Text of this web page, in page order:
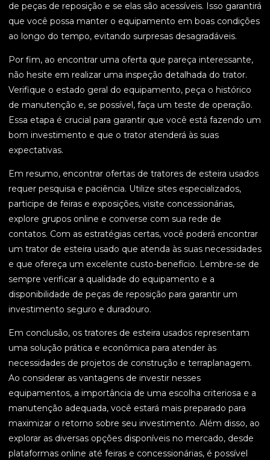
de peças de reposição e se elas são acessíveis. Isso garantirá
que você possa manter o equipamento em boas condições
ao longo do tempo, evitando surpresas desagradáveis.
Por fim, ao encontrar uma oferta que pareça interessante,
não hesite em realizar uma inspeção detalhada do trator.
Verifique o estado geral do equipamento, peça o histórico
de manutenção e, se possível, faça um teste de operação.
Essa etapa é crucial para garantir que você está fazendo um
bom investimento e que o trator atenderá às suas
expectativas.
Em resumo, encontrar ofertas de tratores de esteira usados
requer pesquisa e paciência. Utilize sites especializados,
participe de feiras e exposições, visite concessionárias,
explore grupos online e converse com sua rede de
contatos. Com as estratégias certas, você poderá encontrar
um trator de esteira usado que atenda às suas necessidades
e que ofereça um excelente custo-benefício. Lembre-se de
sempre verificar a qualidade do equipamento e a
disponibilidade de peças de reposição para garantir um
investimento seguro e duradouro.
Em conclusão, os tratores de esteira usados representam
uma solução prática e econômica para atender às
necessidades de projetos de construção e terraplanagem.
Ao considerar as vantagens de investir nesses
equipamentos, a importância de uma escolha criteriosa e a
manutenção adequada, você estará mais preparado para
maximizar o retorno sobre seu investimento. Além disso, ao
explorar as diversas opções disponíveis no mercado, desde
plataformas online até feiras e concessionárias, é possível